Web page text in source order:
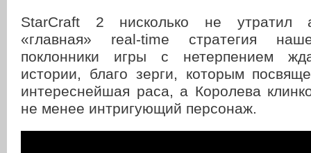
StarCraft 2 нисколько не утратил
«главная» real-time стратегия
поклонники игры с нетерпением
истории, благо зерги, которым
интереснейшая раса, а Королева
не менее интригующий персонаж.